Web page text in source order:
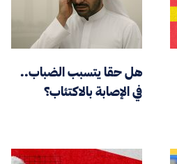
هل حقا يتسبب الضباب..
في الإصابة بالاكتئاب؟